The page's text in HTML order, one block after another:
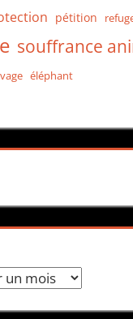
pétition
souffrance
éléphant